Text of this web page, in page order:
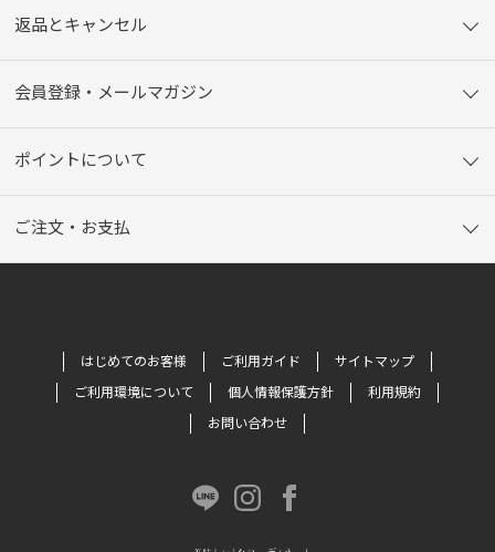
返品とキャンセル
会員登録・メールマガジン
ポイントについて
ご注文・お支払
はじめてのお客様 ご利用ガイド
サイトマップ
ご利用環境について
個人情報保護方針
利用規約
お問い合わせ